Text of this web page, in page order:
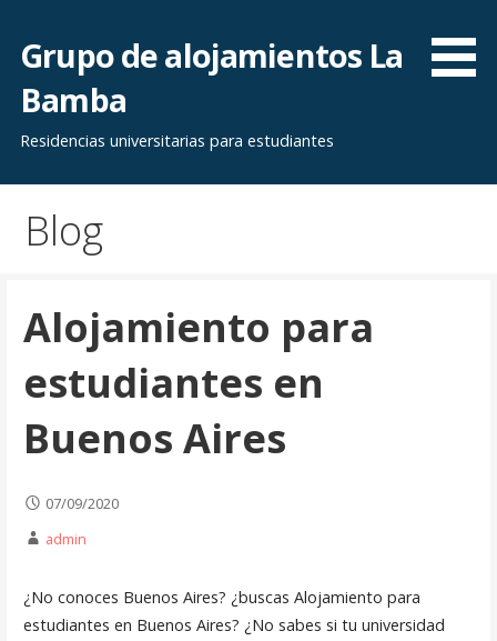
contenido
Grupo de alojamientos La
Bamba
Residencias universitarias para estudiantes
Blog
Alojamiento para
estudiantes en
Buenos Aires
07/09/2020
admin
¿No conoces Buenos Aires? ¿buscas Alojamiento para
estudiantes en Buenos Aires? ¿No sabes si tu universidad